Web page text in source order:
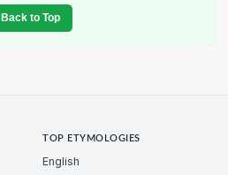
Back to Top
TOP ETYMOLOGIES
English